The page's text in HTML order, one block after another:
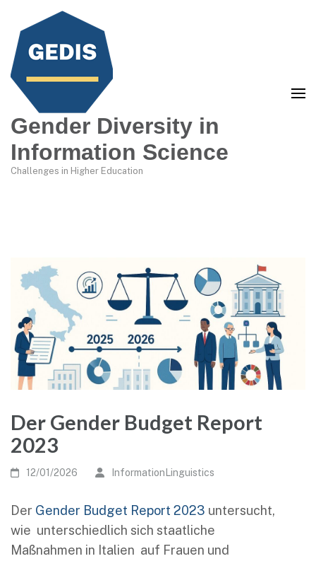
Gender Diversity in
Information Science
Challenges in Higher Education
Der Gender Budget Report
2023
12/01/2026 InformationLinguistics
Der Gender Budget Report 2023 untersucht,
wie unterschiedlich sich staatliche
Maßnahmen in Italien auf Frauen und